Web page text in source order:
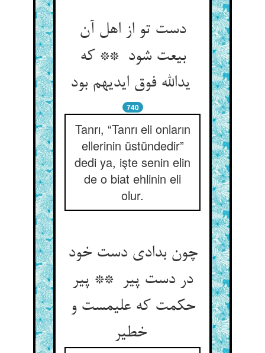
دست تو از اهل آن
بیعت شود ** که
740
Tanrı, “Tanrı eli onların
ellerinin üstündedir”
dedi ya, işte senin elin
de o biat ehlinin eli
olur.
چون بدادی دست خود
در دست پیر ** پیر
حکمت که علیمست و
خطیر